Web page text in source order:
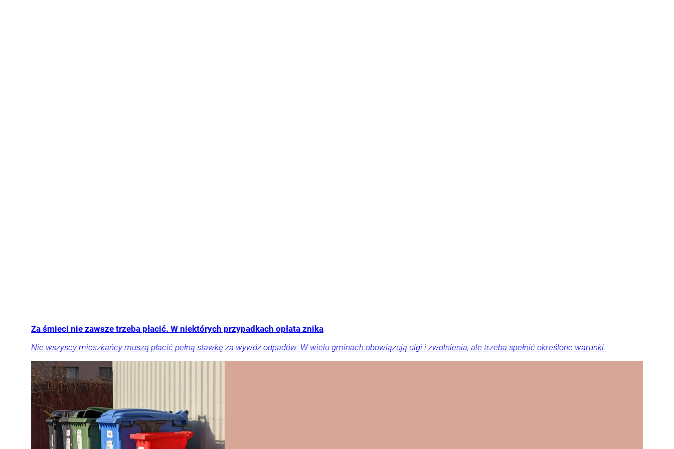
Za śmieci nie zawsze trzeba płacić. W niektórych przypadkach opłata znika
Nie wszyscy mieszkańcy muszą płacić pełną stawkę za wywóz odpadów. W wielu gminach obowiązują ulgi i zwolnienia, ale trzeba spełnić określone warunki.